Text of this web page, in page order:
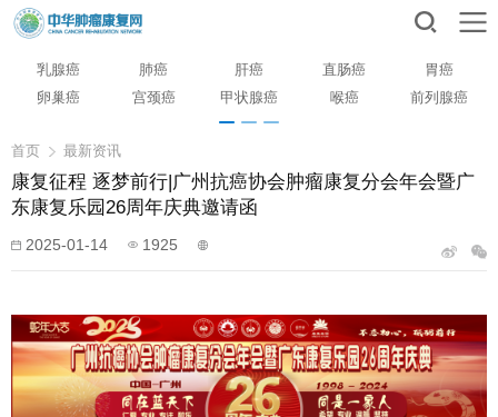
乳腺癌 肺癌 肝癌 直肠癌
胃癌
卵巢癌
宫颈癌 甲状腺癌 喉癌 前列腺癌
首页 最新资讯
康复征程 逐梦前行|广州抗癌协会肿瘤康复分会年会暨广
东康复乐园26周年庆典邀请函
2025-01-14 1925